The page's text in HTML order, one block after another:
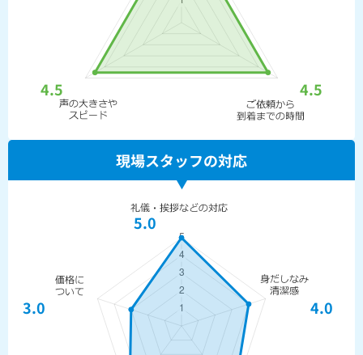
4.5 4.5
現場スタッフの対応
5.0
4.0
3.0